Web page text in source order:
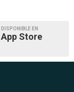
DISPONIBLE EN
App Store